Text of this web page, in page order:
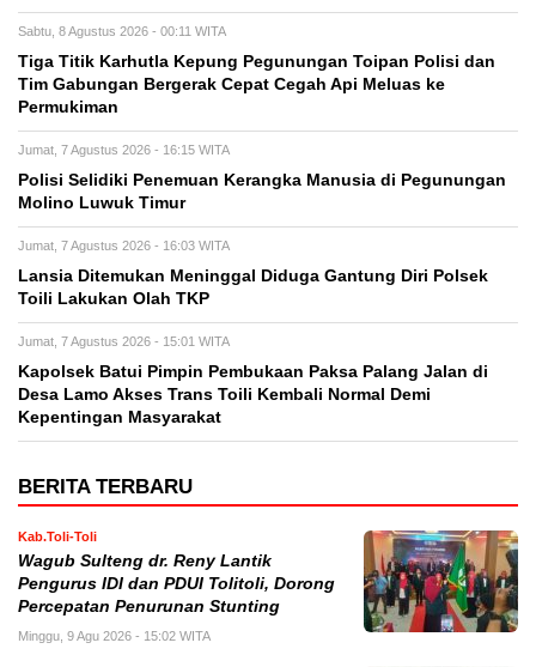
Sabtu, 8 Agustus 2026 - 00:11 WITA
Tiga Titik Karhutla Kepung Pegunungan Toipan Polisi dan
Tim Gabungan Bergerak Cepat Cegah Api Meluas ke
Permukiman
Jumat, 7 Agustus 2026 - 16:15 WITA
Polisi Selidiki Penemuan Kerangka Manusia di Pegunungan
Molino Luwuk Timur
Jumat, 7 Agustus 2026 - 16:03 WITA
Lansia Ditemukan Meninggal Diduga Gantung Diri Polsek
Toili Lakukan Olah TKP
Jumat, 7 Agustus 2026 - 15:01 WITA
Kapolsek Batui Pimpin Pembukaan Paksa Palang Jalan di
Desa Lamo Akses Trans Toili Kembali Normal Demi
Kepentingan Masyarakat
BERITA TERBARU
Kab.Toli-Toli
Wagub Sulteng dr. Reny Lantik
Pengurus IDI dan PDUI Tolitoli, Dorong
Percepatan Penurunan Stunting
Minggu, 9 Agu 2026 - 15:02 WITA